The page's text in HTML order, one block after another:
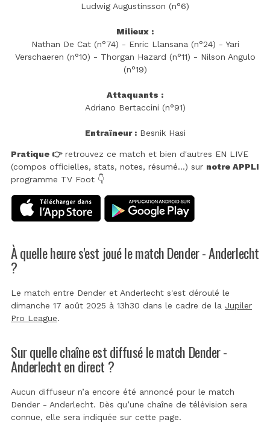
Ludwig Augustinsson (n°6)
Milieux :
Nathan De Cat (n°74) - Enric Llansana (n°24) - Yari
Verschaeren (n°10) - Thorgan Hazard (n°11) - Nilson Angulo
(n°19)
Attaquants :
Adriano Bertaccini (n°91)
Entraîneur :Besnik Hasi
Pratique 👉retrouvez ce match et bien d'autres EN LIVE
(compos officielles, stats, notes, résumé...) sur notre APPLI
programme TV Foot 👇
À quelle heure s'est joué le match Dender - Anderlecht
?
Le match entre Dender et Anderlecht s'est déroulé le
dimanche 17 août 2025 à 13h30 dans le cadre de la Jupiler
Pro League.
Sur quelle chaîne est diffusé le match Dender -
Anderlecht en direct ?
Aucun diffuseur n’a encore été annoncé pour le match
Dender - Anderlecht. Dès qu’une chaîne de télévision sera
connue, elle sera indiquée sur cette page.